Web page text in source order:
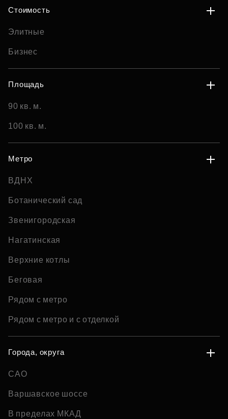
Стоимость
Элитные
Бизнес
Площадь
90 кв. м.
100 кв. м.
Метро
ВДНХ
Ботанический сад
Звенигородская
Нагатинская
Верхние котлы
Беговая
Рядом с метро
Рядом с метро и с отделкой
Города, округа
САО
Варшавское шоссе
В пределах МКАД